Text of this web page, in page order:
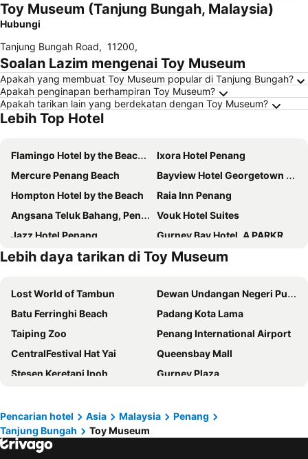
Toy Museum (Tanjung Bungah, Malaysia)
Hubungi
Tanjung Bungah Road, 11200,
Soalan Lazim mengenai Toy Museum
Apakah yang membuat Toy Museum popular di Tanjung Bungah?
Apakah penginapan berhampiran Toy Museum?
Apakah tarikan lain yang berdekatan dengan Toy Museum?
Lebih Top Hotel
Flamingo Hotel by the Beach, Penang
Ixora Hotel Penang
Mercure Penang Beach
Bayview Hotel Georgetown Penang
Hompton Hotel by the Beach
Raia Inn Penang
Angsana Teluk Bahang, Penang
Vouk Hotel Suites
Jazz Hotel Penang
Gurney Bay Hotel, A PARKROYAL Partner Hotel
JMA FERRINGHI BEACH HOTEL
The Light Hotel Penang
Royale Chulan Penang
M Social Resort Penang
Grand Orient Perai
Cititel Penang
Berjaya Penang Hotel
Cititel Express Penang
Tune Hotel Georgetown Penang
St. Giles Wembley Penang
DeView Hotel Penang
Loop On Leith George Town Penang Hotel
Eastin Hotel Penang
Hotel Sentral Georgetown @ City Centre
Sunway Hotel Georgetown Penang
Pearl View Hotel
Lebih daya tarikan di Toy Museum
Lost World of Tambun
Dewan Undangan Negeri Pulau Pinang
Batu Ferringhi Beach
Padang Kota Lama
Taiping Zoo
Penang International Airport
CentralFestival Hat Yai
Queensbay Mall
Stesen Keretapi Ipoh
Gurney Plaza
Pangkor
Gurney Drive Alley
Underwater World Langkawi
International Airport Langkawi
Pencarian hotel Asia Malaysia
Penang
Tanjung Bungah
Toy Museum